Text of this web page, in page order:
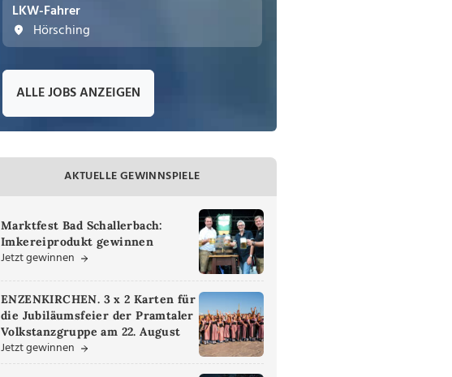
LKW-Fahrer
Hörsching
ALLE JOBS ANZEIGEN
AKTUELLE GEWINNSPIELE
Marktfest Bad Schallerbach:
Imkereiprodukt gewinnen
Jetzt gewinnen
ENZENKIRCHEN. 3 x 2 Karten für
die Jubiläumsfeier der Pramtaler
Volkstanzgruppe am 22. August
Jetzt gewinnen